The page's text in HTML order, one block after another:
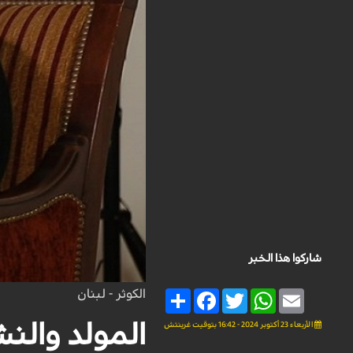
شاركوا هذا الخبر
Share
FacebookTwitter
WhatsAppEmail
الأربعاء 23 أكتوبر 2024 - 16:42 بتوقيت غرينتش
الكوثر - لبنان
المولد